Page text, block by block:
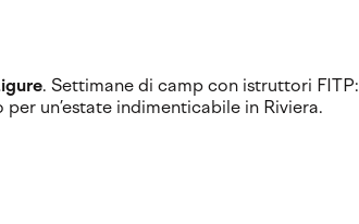
. Settimane di camp con istruttori FITP:
un’estate indimenticabile in Riviera.